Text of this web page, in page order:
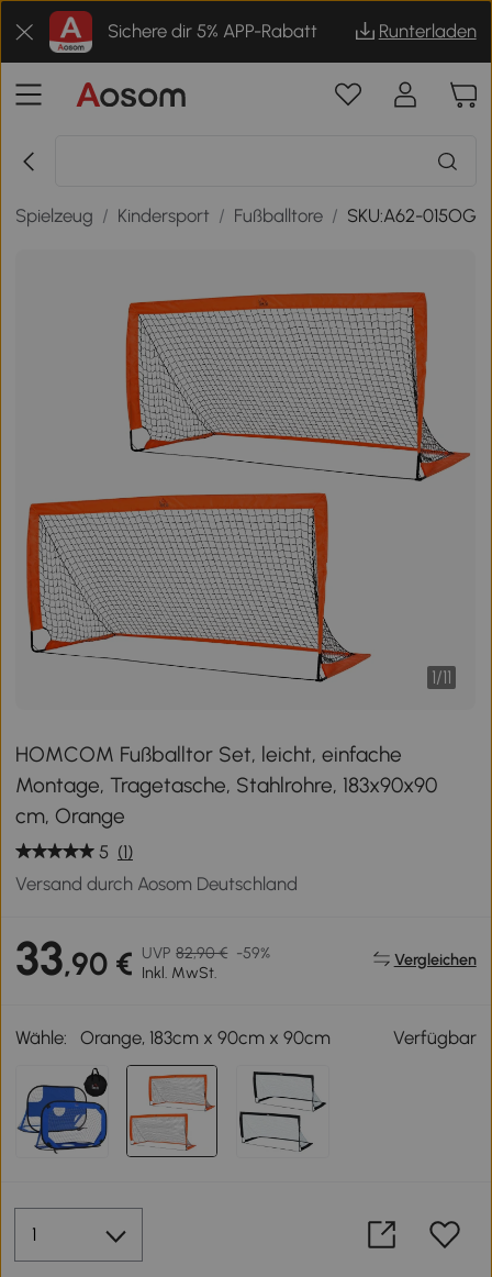
Sichere dir 5% APP-Rabatt Runterladen
Spielzeug / Kindersport / Fußballtore / SKU:A62-015OG
1/11
HOMCOM Fußballtor Set, leicht, einfache
Montage, Tragetasche, Stahlrohre, 183x90x90
cm, Orange
5 (1)
Versand durch Aosom Deutschland
33,90 € UVP 82,90 € -59%
Inkl. MwSt.
Vergleichen
Wähle: Orange, 183cm x 90cm x 90cm Verfügbar